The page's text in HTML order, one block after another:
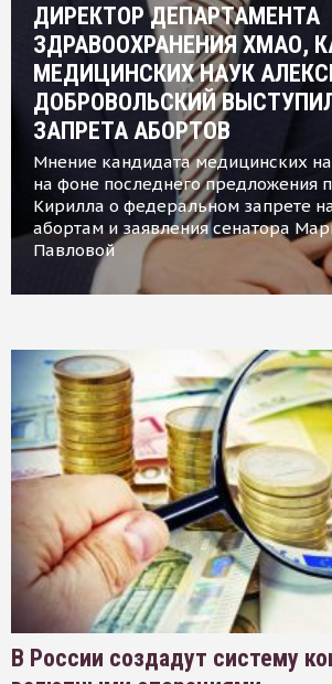
ДИРЕКТОР ДЕПАРТАМЕНТА
ЗДРАВООХРАНЕНИЯ ХМАО,
МЕДИЦИНСКИХ НАУК
ДОБРОВОЛЬСКИЙ
ЗАПРЕТА АБОРТОВ
Мнение кандидата медицинских
на фоне последнего предложения
Кирилла о федеральном запрете
абортам и заявления сенатора
Павловой
В России создадут систему